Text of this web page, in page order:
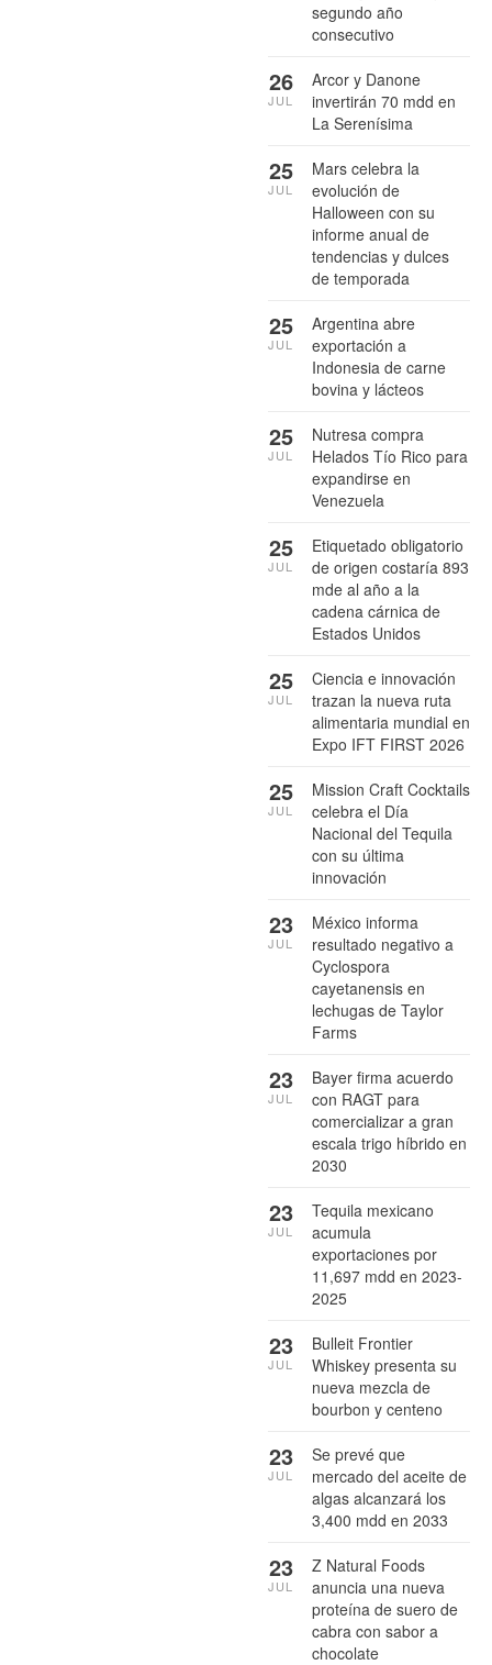
segundo año
consecutivo
Arcor y Danone
invertirán 70 mdd en
La Serenísima
26
JUL
Mars celebra la
evolución de
Halloween con su
informe anual de
tendencias y dulces
de temporada
25
JUL
Argentina abre
exportación a
Indonesia de carne
bovina y lácteos
25
JUL
Nutresa compra
Helados Tío Rico para
expandirse en
Venezuela
25
JUL
Etiquetado obligatorio
de origen costaría 893
mde al año a la
cadena cárnica de
Estados Unidos
25
JUL
Ciencia e innovación
trazan la nueva ruta
alimentaria mundial en
Expo IFT FIRST 2026
25
JUL
Mission Craft Cocktails
celebra el Día
Nacional del Tequila
con su última
innovación
25
JUL
México informa
resultado negativo a
Cyclospora
cayetanensis en
lechugas de Taylor
Farms
23
JUL
Bayer firma acuerdo
con RAGT para
comercializar a gran
escala trigo híbrido en
2030
23
JUL
Tequila mexicano
acumula
exportaciones por
11,697 mdd en 2023-
2025
23
JUL
Bulleit Frontier
Whiskey presenta su
nueva mezcla de
bourbon y centeno
23
JUL
Se prevé que
mercado del aceite de
algas alcanzará los
3,400 mdd en 2033
23
JUL
Z Natural Foods
anuncia una nueva
proteína de suero de
cabra con sabor a
chocolate
23
JUL